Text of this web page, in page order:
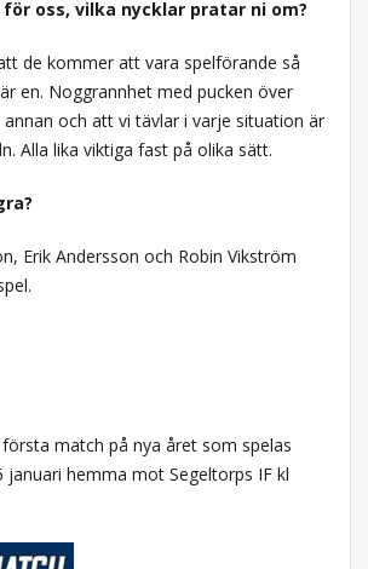
oss, vilka nycklar pratar ni om?
de kommer att vara spelförande så
en. Noggrannhet med pucken över
annan och att vi tävlar i varje situation är
Alla lika viktiga fast på olika sätt.
Erik Andersson och Robin Vikström
match på nya året som spelas
januari hemma mot Segeltorps IF kl